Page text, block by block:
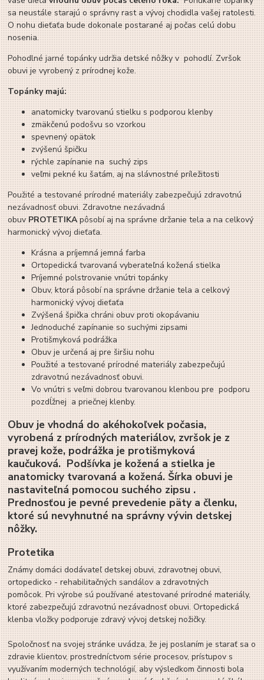
sa neustále starajú o správny rast a vývoj chodidla vašej ratolesti.
O nohu dieťaťa bude dokonale postarané aj počas celú dobu
nosenia.
Pohodlné jarné topánky udržia detské nôžky v pohodlí. Zvršok
obuvi je vyrobený z prírodnej kože.
Topánky majú:
anatomicky tvarovanú stielku s podporou klenby
zmäkčenú podošvu so vzorkou
spevnený opätok
zvýšenú špičku
rýchle zapínanie na suchý zips
veľmi pekné ku šatám, aj na slávnostné príležitosti
Použité a testované prírodné materiály zabezpečujú zdravotnú
nezávadnosť obuvi. Zdravotne nezávadná
obuvPROTETIKApôsobí aj na správne držanie tela a na celkový
harmonický vývoj dieťaťa.
Krásna a príjemná jemná farba
Ortopedická tvarovaná vyberateľná kožená stielka
Príjemné polstrovanie vnútri topánky
Obuv, ktorá pôsobí na správne držanie tela a celkový
harmonický vývoj dieťaťa
Zvýšená špička chráni obuv proti okopávaniu
Jednoduché zapínanie so suchými zipsami
Protišmyková podrážka
Obuv je určená aj pre širšiu nohu
Použité a testované prírodné materiály zabezpečujú
zdravotnú nezávadnosť obuvi.
Vo vnútri s veľmi dobrou tvarovanou klenbou pre podporu
pozdĺžnej a priečnej klenby.
Obuv je vhodná do akéhokoľvek počasia,
vyrobená z prírodných materiálov, zvršok je z
pravej kože, podrážka je protišmyková
kaučuková. Podšívka je kožená a stielka je
anatomicky tvarovaná a kožená. Šírka obuvi je
nastaviteľná pomocou suchého zipsu .
Prednosťou je pevné prevedenie päty a členku,
ktoré sú nevyhnutné na správny vývin detskej
nôžky.
Protetika
Známy domáci dodávateľ detskej obuvi, zdravotnej obuvi,
ortopedicko - rehabilitačných sandálov a zdravotných
pomôcok. Pri výrobe sú používané atestované prírodné materiály,
ktoré zabezpečujú zdravotnú nezávadnosť obuvi. Ortopedická
klenba vložky podporuje zdravý vývoj detskej nožičky.
Spoločnosť na svojej stránke uvádza, že jej poslaním je starať sa o
zdravie klientov, prostredníctvom série procesov, prístupov s
využívaním moderných technológií, aby výsledkom činnosti bola